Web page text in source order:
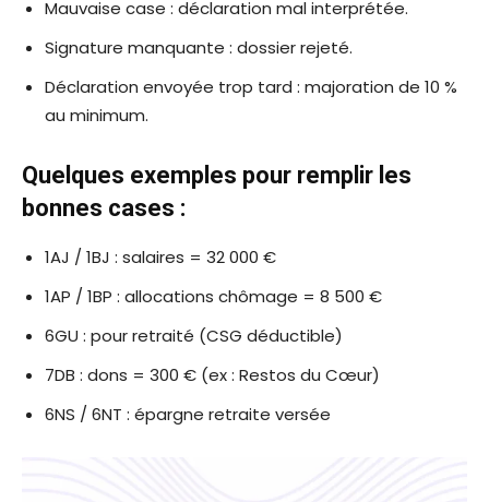
Mauvaise case : déclaration mal interprétée.
Signature manquante : dossier rejeté.
Déclaration envoyée trop tard : majoration de 10 %
au minimum.
Quelques exemples pour remplir les
bonnes cases :
1AJ / 1BJ : salaires = 32 000 €
1AP / 1BP : allocations chômage = 8 500 €
6GU : pour retraité (CSG déductible)
7DB : dons = 300 € (ex : Restos du Cœur)
6NS / 6NT : épargne retraite versée